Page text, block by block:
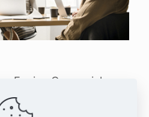
Equipe Comercial: